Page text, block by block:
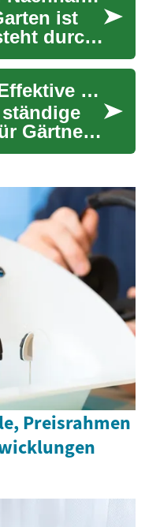
ist
durch
aus
und
Unkrautentferner: Effektive Lösungen für Ihren Garten und Ihre Wege
Gärtner
Es
Preisrahmen